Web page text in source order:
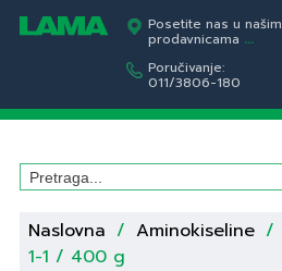
Posetite nas u našim
prodavnicama ...
Poručivanje:
011/3806-180
Naslovna / Aminokiseline /
1-1 / 400 g